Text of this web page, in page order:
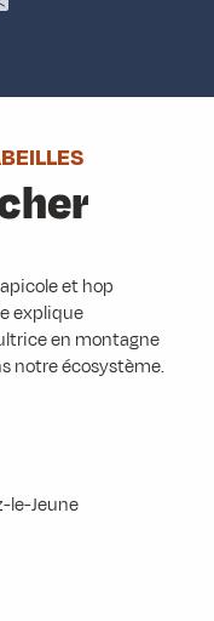
et hop
explique
en montagne
notre écosystème.
le-Jeune